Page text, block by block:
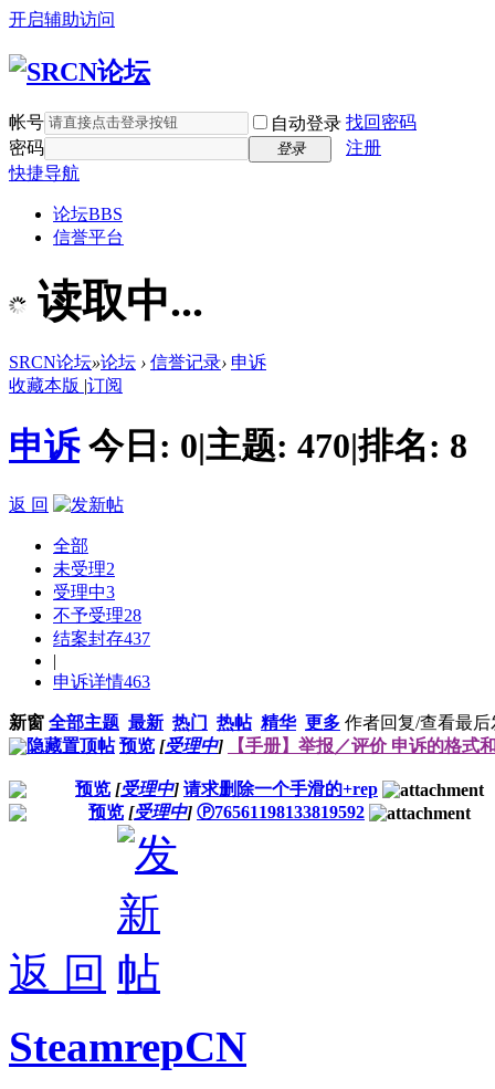
开启辅助访问
帐号 自动登录 找回密码
密码
登录
注册
快捷导航
论坛BBS
信誉平台
读取中...
SRCN论坛»论坛 › 信誉记录› 申诉
收藏本版 |订阅
申诉 今日: 0|主题: 470|排名: 8
返 回
全部
未受理2
受理中3
不予受理28
结案封存437
|
申诉详情463
新窗 全部主题 最新 热门 热帖 精华 更多 作者回复/查看最后
隐藏置顶帖 预览 [受理中] 【手册】举报／评价 申诉的格式
预览 [受理中] 请求删除一个手滑的+rep
预览 [受理中] Ⓟ76561198133819592
返 回
SteamrepCN